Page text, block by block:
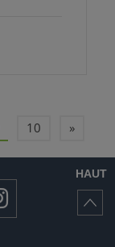
10 »
HAUT